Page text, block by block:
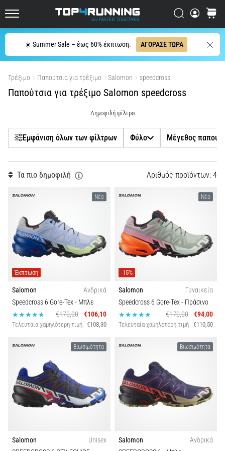
☀️ Summer Sale – έως 60% έκπτωση. ΑΓΟΡΑΣΕ ΤΩΡΑ
Αναζήτηση
καλάθι
Αναζήτηση
να
συνοψιστεί
μόνο
πρόταση:
Πονάει,
αλλά
κόπο!
Ποια
οφέλη
προσφέρει,
…
23 λεπτά ανάγνωσης
Shuttle
run
beep
test:
Τι
είναι
και
εκτελούνται;
πράξη,
το
shuttle
ταχύτητα,
Τρέξιμο Παπούτσια για τρέξιμο Salomon speedcross
Παπούτσια για τρέξιμο Salomon speedcross
Εμφάνιση όλων των φίλτρων Φύλο Μέγεθος
Filtr
Μέγεθος παπουτσιού
Τιμή
χρώμα
Ιδιότητες
Πτώση (χιλ.)
Βάρος
Λειτουργία
Βιωσιμότητα
Εποχή
Carbon
Τα πιο δημοφιλή Αριθµός προϊόντων: 4
Νέο
Έκπτωση
Salomon
Ανδρικά
Speedcross 6 Gore-Tex- Μπλε
€170,00
€106,10
Τελευταία χαμηλότερη τιμή €108,30
Νέο
-15%
Salomon
Γυναικεία
Speedcross 6 Gore-Tex- Πράσινο
€170,00
€94,00
Τελευταία χαμηλότερη τιμή €110,50
Βιωσιμότητα
Salomon
Unisex
Βιωσιμότητα
Salomon
Ανδρικά